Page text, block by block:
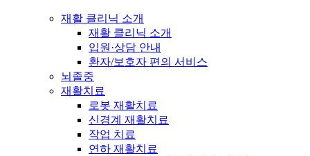
재활 클리닉 소개
재활 클리닉 소개
입원·상담 안내
환자/보호자 편의 서비스
뇌졸중
재활치료
로봇 재활치료
신경계 재활치료
작업 치료
연하 재활치료